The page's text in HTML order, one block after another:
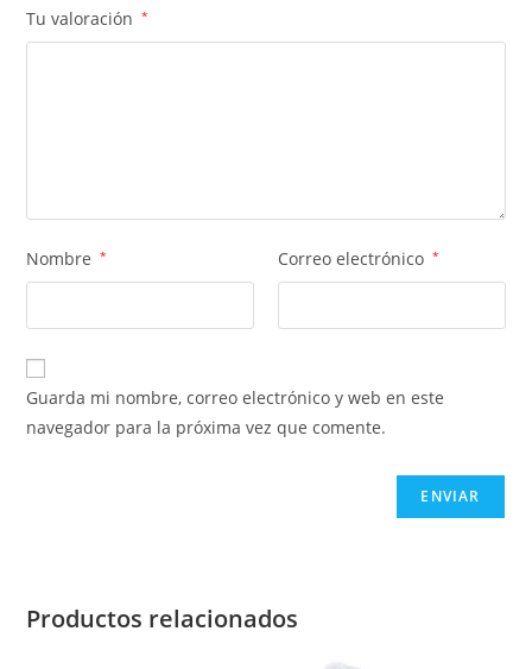
Tu valoración *
Nombre * Correo electrónico *
Guarda mi nombre, correo electrónico y web en este
navegador para la próxima vez que comente.
Productos relacionados